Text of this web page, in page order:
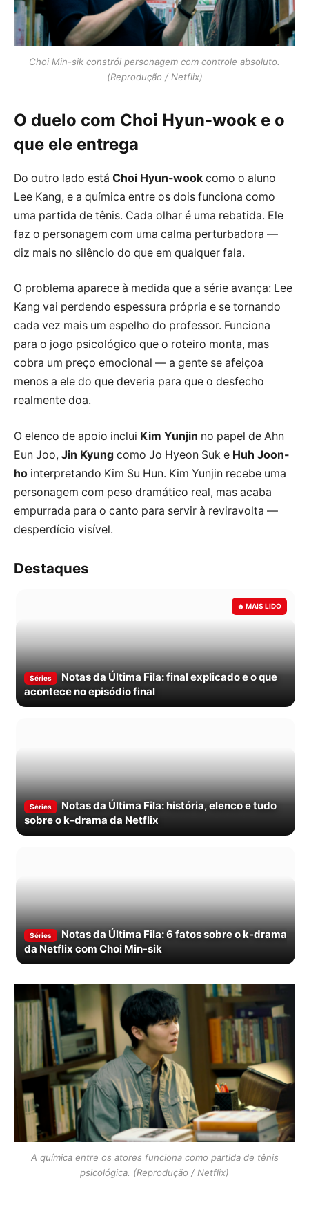
Choi Min-sik constrói personagem com controle absoluto.
(Reprodução / Netflix)
O duelo com Choi Hyun-wook e o
que ele entrega
Do outro lado está Choi Hyun-wook como o aluno
Lee Kang, e a química entre os dois funciona como
uma partida de tênis. Cada olhar é uma rebatida. Ele
faz o personagem com uma calma perturbadora —
diz mais no silêncio do que em qualquer fala.
O problema aparece à medida que a série avança: Lee
Kang vai perdendo espessura própria e se tornando
cada vez mais um espelho do professor. Funciona
para o jogo psicológico que o roteiro monta, mas
cobra um preço emocional — a gente se afeiçoa
menos a ele do que deveria para que o desfecho
realmente doa.
O elenco de apoio inclui Kim Yunjin no papel de Ahn
Eun Joo, Jin Kyung como Jo Hyeon Suk e Huh Joon-
ho interpretando Kim Su Hun. Kim Yunjin recebe uma
personagem com peso dramático real, mas acaba
empurrada para o canto para servir à reviravolta —
desperdício visível.
Destaques
Séries
Notas da Última Fila: final explicado e o que
acontece no episódio final
Séries
Notas da Última Fila: história, elenco e tudo
sobre o k-drama da Netflix
Séries
Notas da Última Fila: 6 fatos sobre o k-drama
da Netflix com Choi Min-sik
A química entre os atores funciona como partida de tênis
psicológica. (Reprodução / Netflix)